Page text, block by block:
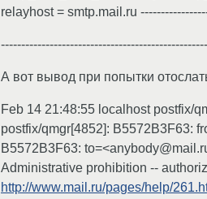
relayhost = smtp.mail.ru
А вот вывод при попытки
Feb 14 21:48:55 localhost postfix/
postfix/qmgr[4852]: B5572B3F63:
B5572B3F63:
Administrative prohibition --
http://www.mail.ru/pages/help/